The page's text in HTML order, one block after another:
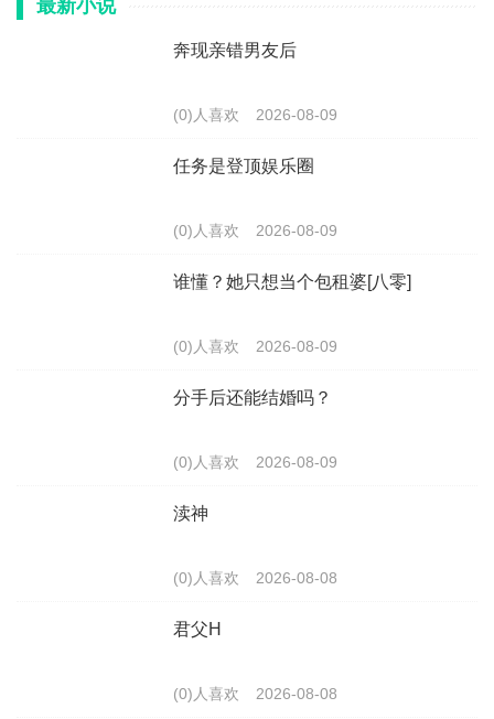
最新小说
奔现亲错男友后
(0)人喜欢 2026-08-09
任务是登顶娱乐圈
(0)人喜欢 2026-08-09
谁懂？她只想当个包租婆[八零]
(0)人喜欢 2026-08-09
分手后还能结婚吗？
(0)人喜欢 2026-08-09
渎神
(0)人喜欢 2026-08-08
君父H
(0)人喜欢 2026-08-08